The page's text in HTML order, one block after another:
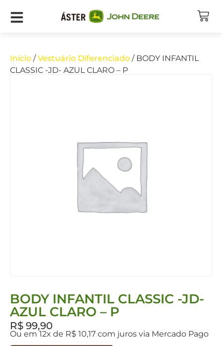
Início /Vestuário Diferenciado / BODY INFANTIL
CLASSIC -JD- AZUL CLARO – P
BODY INFANTIL CLASSIC -JD-
AZUL CLARO – P
R$ 99,90
Ou em 12x de R$ 10,17 com juros via Mercado Pago